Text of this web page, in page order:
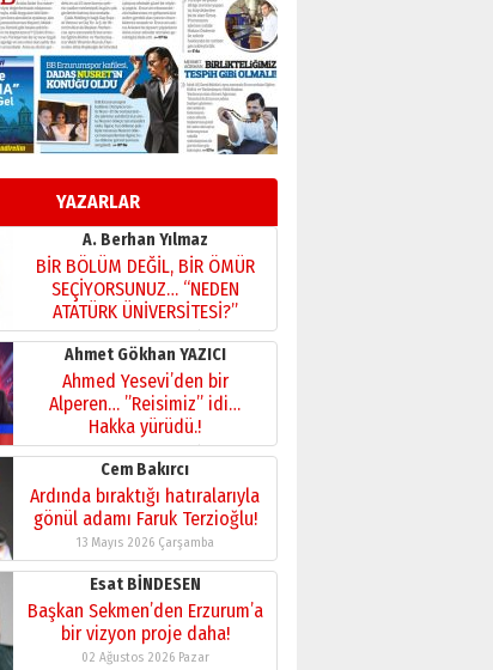
YAZARLAR
Kenan GÜLERCİ
Murat Şahsuvaroğlu ERKON’da
çıtayı yukarı taşırken,
yönetimdekiler aşağı
çekmemeli!
17 Şubat 2026 SalıOrhan BOZKURT
Bir fotoğraf, bir şehir, bir
gazeteci… Dizginler kimin
elinde?
A. Berhan Yılmaz
BİR BÖLÜM DEĞİL, BİR ÖMÜR
SEÇİYORSUNUZ… “NEDEN
ATATÜRK ÜNİVERSİTESİ?”
28 Temmuz 2026 Salı
Ahmet Gökhan YAZICI
Ahmed Yesevi’den bir
Alperen… ”Reisimiz” idi…
Hakka yürüdü.!
26 Mart 2026 Perşembe
Cem Bakırcı
Ardında bıraktığı hatıralarıyla
gönül adamı Faruk Terzioğlu!
13 Mayıs 2026 Çarşamba
Esat BİNDESEN
Başkan Sekmen’den Erzurum’a
bir vizyon proje daha!
02 Ağustos 2026 Pazar